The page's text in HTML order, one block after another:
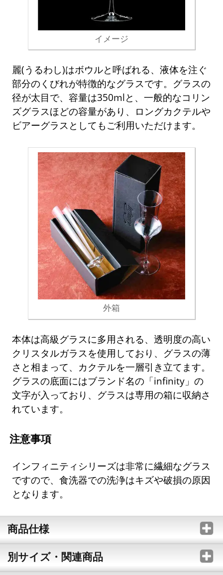
イメージ
麗(うるわし)はボウルと呼ばれる、液体を注ぐ
部分のくびれが特徴的なグラスです。グラスの
径が太目で、容量は350mlと、一般的なコリン
ズグラスほどの容量があり、ロングカクテルや
ビアーグラスとしてもご利用いただけます。
外箱
本体は高級グラスに多用される、透明度の高い
クリスタルガラスを使用しており、グラスの薄
さと相まって、カクテルを一層引き立てます。
グラスの底面にはブランド名の「infinity」の
文字が入っており、グラスは専用の箱に収納さ
れています。
注意事項
インフィニティシリーズは非常に繊細なグラス
ですので、食洗器での洗浄はキズや破損の原因
となります。
商品仕様
別サイズ・関連商品